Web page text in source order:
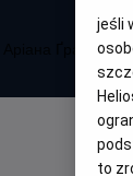
Аріана Ґранде
jeśli
to